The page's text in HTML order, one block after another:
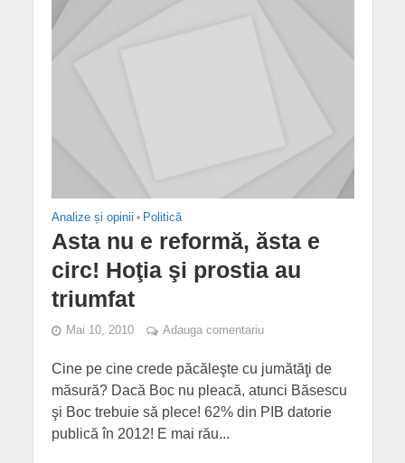
Analize și opinii • Politică
Asta nu e reformă, ăsta e
circ! Hoţia şi prostia au
triumfat
Mai 10, 2010 Adauga comentariu
Cine pe cine crede păcăleşte cu jumătăţi de
măsură? Dacă Boc nu pleacă, atunci Băsescu
şi Boc trebuie să plece! 62% din PIB datorie
publică în 2012! E mai rău...